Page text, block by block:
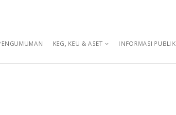
KEG, KEU & ASET INFORMASI PUBLIK